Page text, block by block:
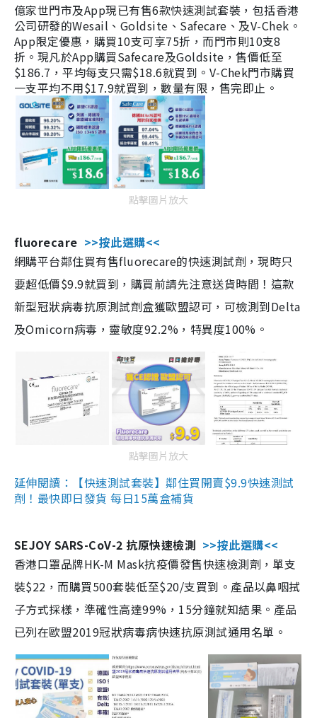
億家世門市及App現已有售6款快速測試套裝，包括香港
公司研發的Wesail、Goldsite、Safecare、及V-Chek。
App限定優惠，購買10支可享75折，而門市則10支8
折。現凡於App購買Safecare及Goldsite，售價低至
$186.7，平均每支只需$18.6就買到。V-Chek門市購買
一支平均不用$17.9就買到，數量有限，售完即止。
點擊圖片放大
fluorecare >>按此選購<<
網購平台鄰住買有售fluorecare的快速測試劑，現時只
要超低價$9.9就買到，購買前請先注意送貨時間！這款
新型冠狀病毒抗原測試劑盒獲歐盟認可，可檢測到Delta
及Omicorn病毒，靈敏度92.2%，特異度100%。
點擊圖片放大
延伸閱讀：【快速測試套裝】鄰住買開賣$9.9快速測試
劑！最快即日發貨 每日15萬盒補貨
SEJOY SARS-CoV-2 抗原快速檢測 >>按此選購<<
香港口罩品牌HK-M Mask抗疫價發售快速檢測劑，單支
裝$22，而購買500套裝低至$20/支買到。產品以鼻咽拭
子方式採樣，準確性高達99%，15分鐘就知結果。產品
已列在歐盟2019冠狀病毒病快速抗原測試通用名單。